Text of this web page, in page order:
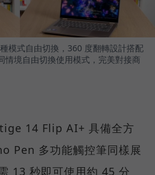
模式自由切換，360 度翻轉設計搭配
情境自由切換使用模式，完美對接商
14 Flip AI+ 具備全方
Pen 多功能觸控筆同樣展
13 秒即可使用約 45 分